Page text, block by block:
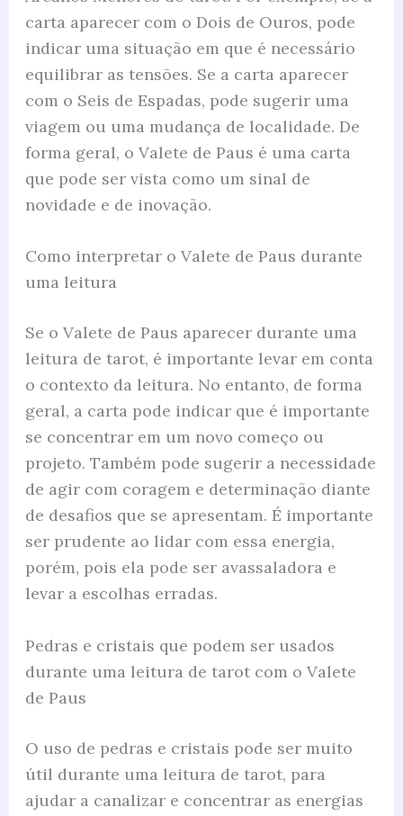
carta aparecer com o Dois de Ouros, pode
indicar uma situação em que é necessário
equilibrar as tensões. Se a carta aparecer
com o Seis de Espadas, pode sugerir uma
viagem ou uma mudança de localidade. De
forma geral, o Valete de Paus é uma carta
que pode ser vista como um sinal de
novidade e de inovação.
Como interpretar o Valete de Paus durante
uma leitura
Se o Valete de Paus aparecer durante uma
leitura de tarot, é importante levar em conta
o contexto da leitura. No entanto, de forma
geral, a carta pode indicar que é importante
se concentrar em um novo começo ou
projeto. Também pode sugerir a necessidade
de agir com coragem e determinação diante
de desafios que se apresentam. É importante
ser prudente ao lidar com essa energia,
porém, pois ela pode ser avassaladora e
levar a escolhas erradas.
Pedras e cristais que podem ser usados
durante uma leitura de tarot com o Valete
de Paus
O uso de pedras e cristais pode ser muito
útil durante uma leitura de tarot, para
ajudar a canalizar e concentrar as energias